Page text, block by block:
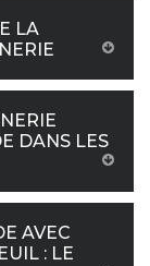
LA
DANS LES
AVEC
: LE